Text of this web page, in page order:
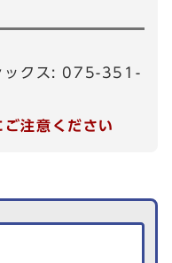
クス: 075-351-
注意ください